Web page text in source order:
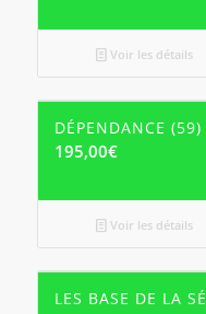
Voir les détails
DÉPENDANCE (59)
195,00€
Voir les détails
LES BASE DE LA